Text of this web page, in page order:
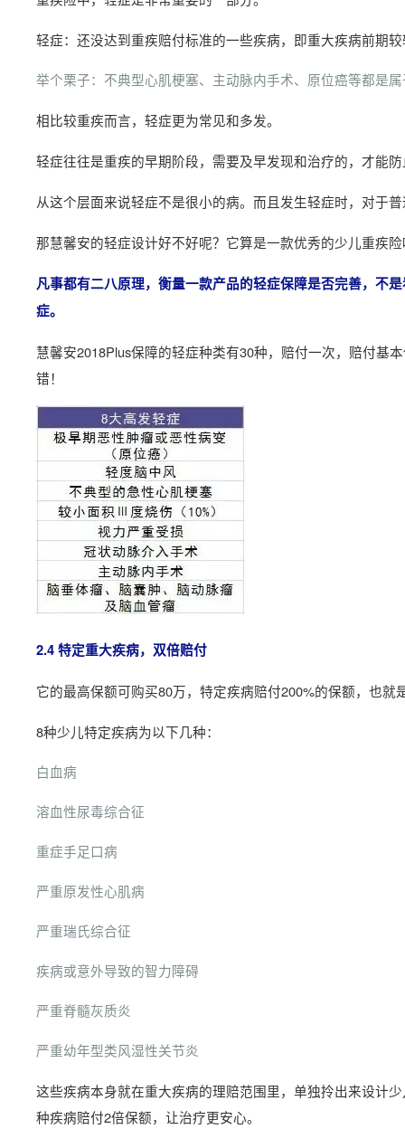
轻症：还没达到重疾赔付标准的一些疾病，即重大疾病前期
举个栗子：不典型心肌梗塞、主动脉内手术、原位癌等都是
相比较重疾而言，轻症更为常见和多发。
轻症往往是重疾的早期阶段，需要及早发现和治疗的，才能
从这个层面来说轻症不是很小的病。而且发生轻症时，对于
那慧馨安的轻症设计好不好呢？它算是一款优秀的少儿重疾
凡事都有二八原理，衡量一款产品的轻症保障是否完善，不
症。
慧馨安2018Plus保障的轻症种类有30种，赔付一次，赔付基
错！
2.4 特定重大疾病，双倍赔付
它的最高保额可购买80万，特定疾病赔付200%的保额，也就
8种少儿特定疾病为以下几种：
白血病
溶血性尿毒综合征
重症手足口病
严重原发性心肌病
严重瑞氏综合征
疾病或意外导致的智力障碍
严重脊髓灰质炎
严重幼年型类风湿性关节炎
这些疾病本身就在重大疾病的理赔范围里，单独拎出来设计
种疾病赔付2倍保额，让治疗更安心。